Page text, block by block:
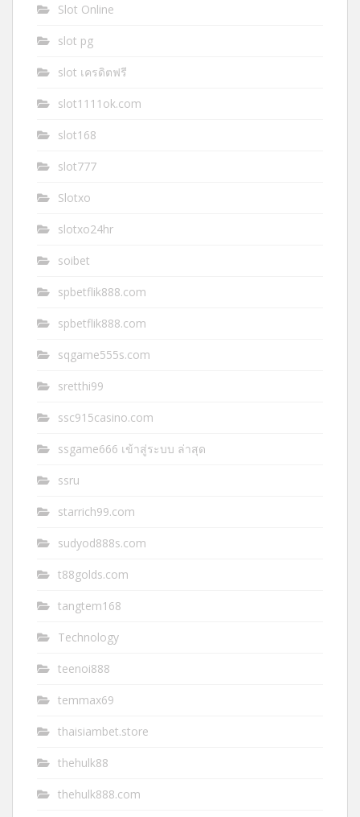
Slot Online
slot pg
slot เครดิตฟรี
slot1111ok.com
slot168
slot777
Slotxo
slotxo24hr
soibet
spbetflik888.com
spbetflik888.com
sqgame555s.com
sretthi99
ssc915casino.com
ssgame666 เข้าสู่ระบบ ล่าสุด
ssru
starrich99.com
sudyod888s.com
t88golds.com
tangtem168
Technology
teenoi888
temmax69
thaisiambet.store
thehulk88
thehulk888.com